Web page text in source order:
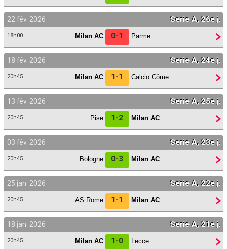
22 fév. 2026 Serie A, 26e j.
18h00 Milan AC 0-1 Parme
18 fév. 2026 Serie A, 24e j.
20h45 Milan AC 1-1 Calcio Côme
13 fév. 2026 Serie A, 25e j.
20h45 Pise 1-2 Milan AC
03 fév. 2026 Serie A, 23e j.
20h45 Bologne 0-3 Milan AC
25 jan. 2026 Serie A, 22e j.
20h45 AS Rome 1-1 Milan AC
18 jan. 2026 Serie A, 21e j.
20h45 Milan AC 1-0 Lecce